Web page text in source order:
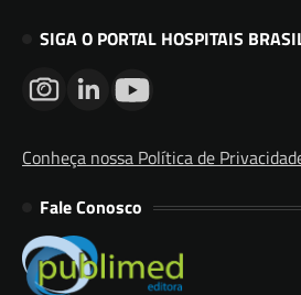
SIGA O PORTAL HOSPITAIS
Conheça nossa Política de
Fale Conosco